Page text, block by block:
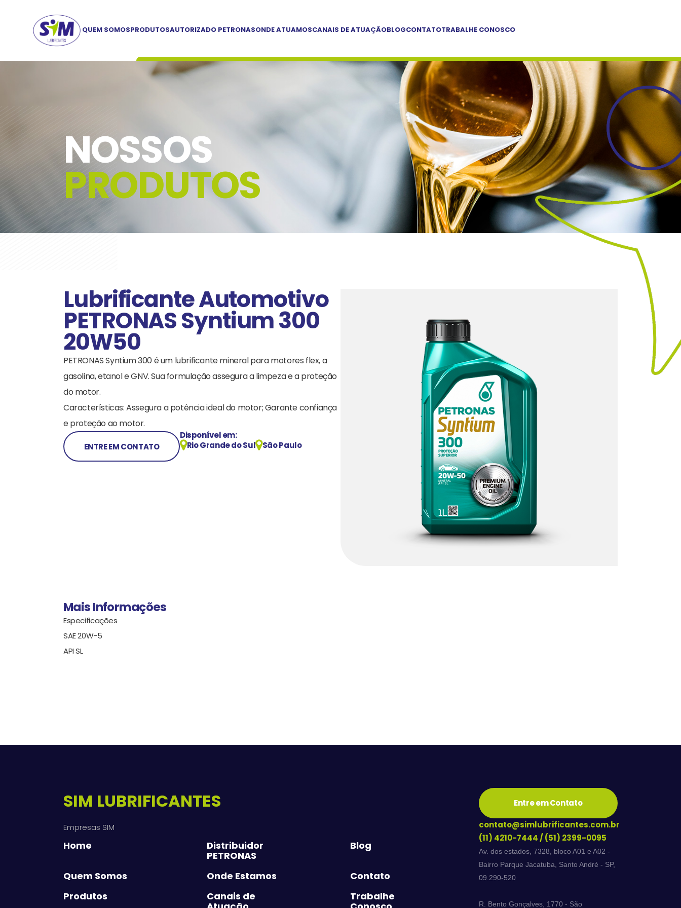
QUEM SOMOSPRODUTOSAUTORIZADO PETRONASONDE ATUAMOSCANAIS DE ATUAÇÃOBLOGCONTATOTRABALHE CONOSCO
NOSSOS
PRODUTOS
Lubrificante Automotivo
PETRONAS Syntium 300
20W50
PETRONAS Syntium 300 é um lubrificante mineral para motores flex, a
gasolina, etanol e GNV. Sua formulação assegura a limpeza e a proteção
do motor.
Características: Assegura a potência ideal do motor; Garante confiança
e proteção ao motor.
ENTRE EM CONTATO
Disponível em:
Rio Grande do Sul
São Paulo
Mais Informações
Especificações
SAE 20W-5
API SL
SIM LUBRIFICANTES
Empresas SIM
Home
Distribuidor
PETRONAS
Blog
Quem Somos Onde Estamos
Contato
Produtos
Canais de
Trabalhe
Entre em Contato
contato@simlubrificantes.com.br
(11) 4210-7444 / (51) 2399-0095
Av. dos estados, 7328, bloco A01 e A02 -
Bairro Parque Jacatuba, Santo André - SP,
09.290-520
R. Bento Gonçalves, 1770 - São